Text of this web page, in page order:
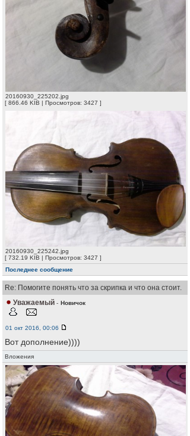
20160930_225202.jpg
[ 866.46 KIB | Просмотров: 3427 ]
20160930_225242.jpg
[ 732.19 KIB | Просмотров: 3427 ]
Последнее сообщение
Re: Помогите понять что за скрипка и что она стоит.
Уважаемый - Новичок
01 окт 2016, 00:06
Вот дополнение))))
Вложения